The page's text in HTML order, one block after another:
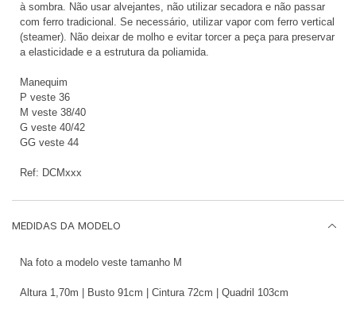
à sombra. Não usar alvejantes, não utilizar secadora e não passar
com ferro tradicional. Se necessário, utilizar vapor com ferro vertical
(steamer). Não deixar de molho e evitar torcer a peça para preservar
a elasticidade e a estrutura da poliamida.
Manequim
P veste 36
M veste 38/40
G veste 40/42
GG veste 44
Ref: DCMxxx
MEDIDAS DA MODELO
Na foto a modelo veste tamanho M
Altura 1,70m | Busto 91cm | Cintura 72cm | Quadril 103cm